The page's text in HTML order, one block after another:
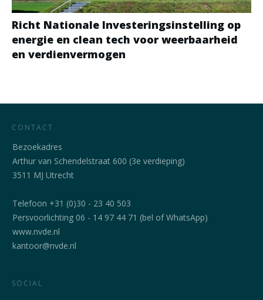
Richt Nationale Investeringsinstelling op
energie en clean tech voor weerbaarheid
en verdienvermogen
CONTACT
Bezoekadres
Arthur van Schendelstraat 600 (3e verdieping)
3511 MJ Utrecht
Telefoon +31 (0)30 - 23 40 503
Persvoorlichting 06 - 14 97 44 71 (bel of WhatsApp)
www.nvde.nl
kantoor@nvde.nl
SOCIAL